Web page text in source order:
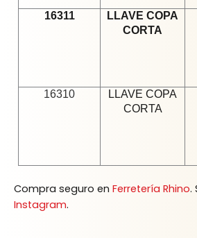
16311
LLAVE COPA
CORTA
16310
LLAVE COPA
CORTA
Compra seguro en Ferretería Rhino.
Instagram.